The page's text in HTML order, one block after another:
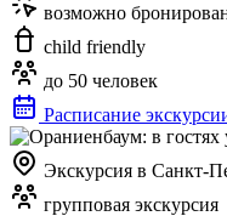
возможно
child friendly
до 50 человек
Расписание
Экскурсия в Санкт-
групповая экскурсия